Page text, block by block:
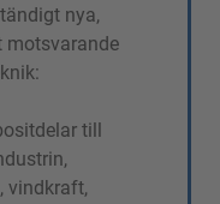
nya,
motsvarande
till
vindkraft,